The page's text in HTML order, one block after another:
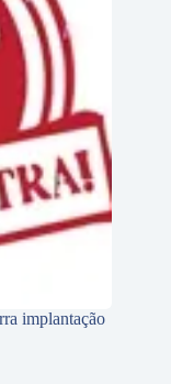
implantação